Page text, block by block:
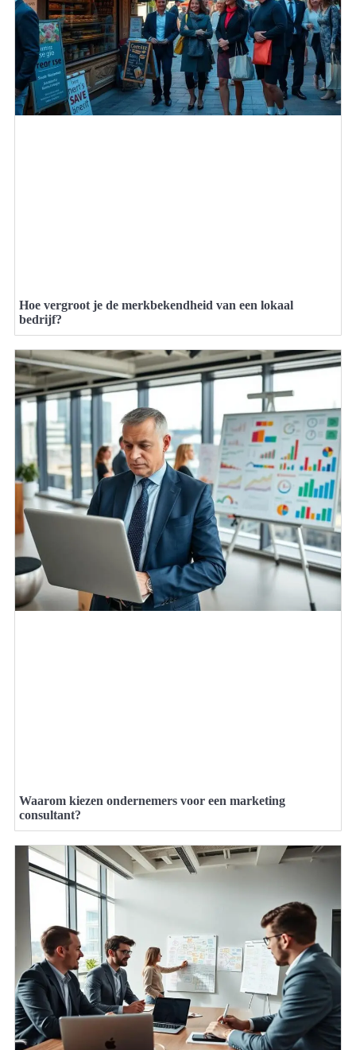
Hoe vergroot je de merkbekendheid van een lokaal
bedrijf?
Waarom kiezen ondernemers voor een marketing
consultant?